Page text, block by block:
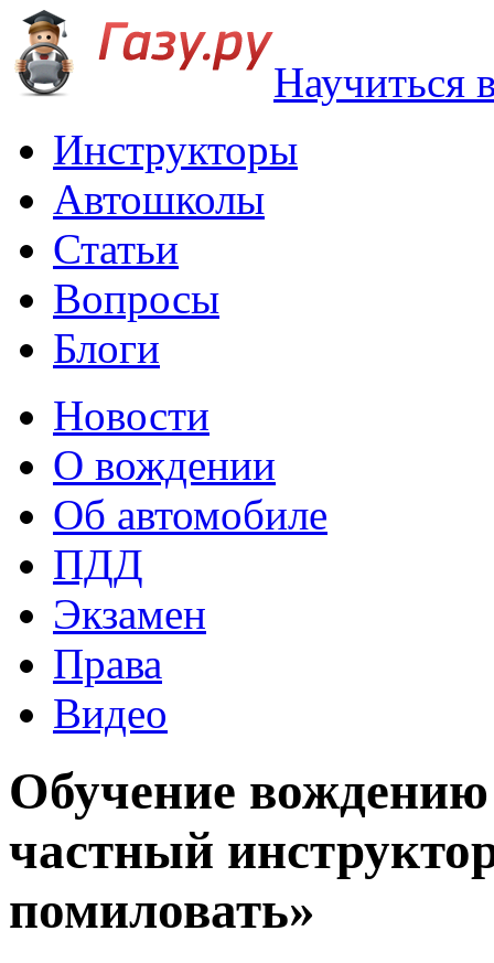
Научиться
Инструкторы
Автошколы
Статьи
Вопросы
Блоги
Новости
О вождении
Об автомобиле
ПДД
Экзамен
Права
Видео
Обучение
частный
помиловать»